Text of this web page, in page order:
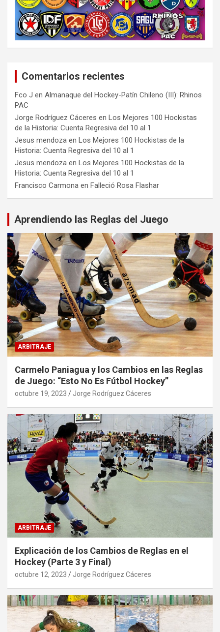
Comentarios recientes
Fco J en Almanaque del Hockey-Patín Chileno (III): Rhinos
PAC
Jorge Rodríguez Cáceres en Los Mejores 100 Hockistas
de la Historia: Cuenta Regresiva del 10 al 1
Jesus mendoza en Los Mejores 100 Hockistas de la
Historia: Cuenta Regresiva del 10 al 1
Jesus mendoza en Los Mejores 100 Hockistas de la
Historia: Cuenta Regresiva del 10 al 1
Francisco Carmona en Falleció Rosa Flashar
Aprendiendo las Reglas del Juego
ARBITRAJE
Carmelo Paniagua y los Cambios en las Reglas
de Juego: “Esto No Es Fútbol Hockey”
octubre 19, 2023 Jorge Rodríguez Cáceres
ARBITRAJE
Explicación de los Cambios de Reglas en el
Hockey (Parte 3 y Final)
octubre 12, 2023 Jorge Rodríguez Cáceres